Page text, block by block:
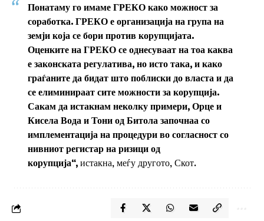
Понатаму го имаме ГРЕКО како можност за
соработка. ГРЕКО е организација на група на
земји која се бори против корупцијата.
Оценките на ГРЕКО се однесуваат на тоа каква
е законската регулатива, но исто така, и како
граѓаните да бидат што поблиски до власта и да
се елиминираат сите можности за корупција.
Сакам да истакнам неколку примери, Орце и
Кисела Вода и Тони од Битола започнаа со
имплементација на процедури во согласност со
нивниот регистар на ризици од
корупција“,истакна, меѓу другото, Скот.